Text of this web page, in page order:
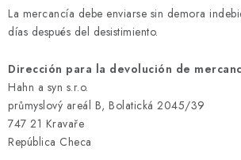
La mercancía debe enviarse sin demora
días después del desistimiento.
Dirección para la devolución de
Hahn a syn s.r.o.
průmyslový areál B, Bolatická 2045/39
747 21 Kravaře
República Checa